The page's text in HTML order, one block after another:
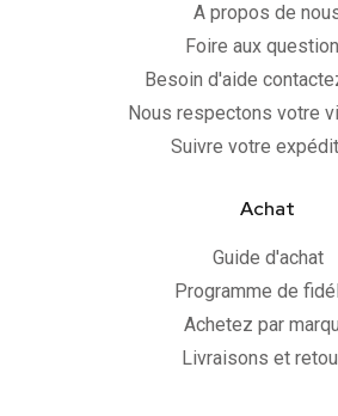
A propos de
Foire aux
Besoin d'aide
Nous respectons votre
Suivre votre
Achat
Guide d'achat
Programme de
Achetez par
Livraisons et